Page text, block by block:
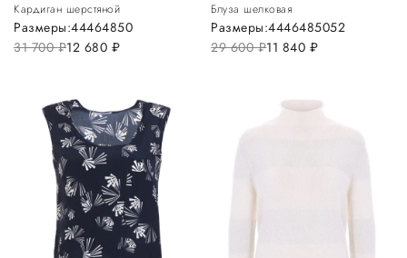
Кардиган шерстяной
31 700руб.12 680 руб.
Размеры:44464850
Блуза шелковая
29 600руб.11 840 руб.
Размеры:4446485052